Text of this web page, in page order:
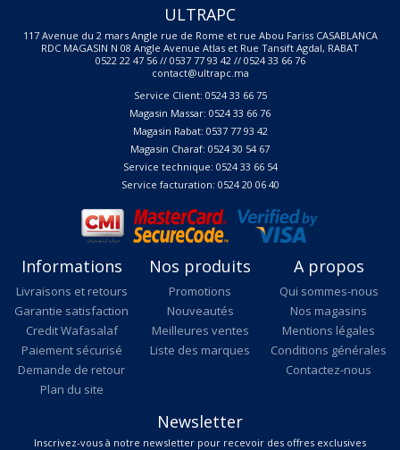
ULTRAPC
117 Avenue du 2 mars Angle rue de Rome et rue Abou Fariss CASABLANCA
RDC MAGASIN N 08 Angle Avenue Atlas et Rue Tansift Agdal, RABAT
0522 22 47 56 // 0537 77 93 42 // 0524 33 66 76
contact@ultrapc.ma
Service Client: 0524 33 66 75
Magasin Massar: 0524 33 66 76
Magasin Rabat: 0537 77 93 42
Magasin Charaf: 0524 30 54 67
Service technique: 0524 33 66 54
Service facturation: 0524 20 06 40
Informations
Livraisons et retours
Garantie satisfaction
Credit Wafasalaf
Paiement sécurisé
Demande de retour
Plan du site
Nos produits
Promotions
Nouveautés
Meilleures ventes
Liste des marques
A propos
Qui sommes-nous
Nos magasins
Mentions légales
Conditions générales
Contactez-nous
Newsletter
Inscrivez-vous à notre newsletter pour recevoir des offres exclusives